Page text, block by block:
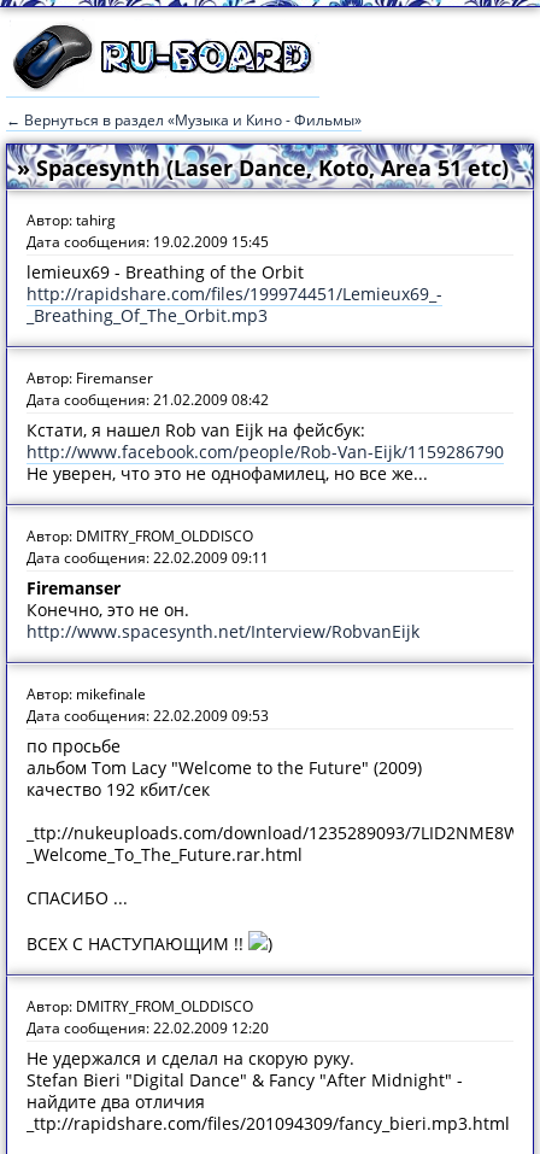
← Вернуться в раздел «Музыка и Кино - Фильмы»
» Spacesynth (Laser Dance, Koto, Area 51 etc)
Автор: tahirg
Дата сообщения: 19.02.2009 15:45
lemieux69 - Breathing of the Orbit
http://rapidshare.com/files/199974451/Lemieux69_-
_Breathing_Of_The_Orbit.mp3
Автор: Firemanser
Дата сообщения: 21.02.2009 08:42
Кстати, я нашел Rob van Eijk на фейсбук:
http://www.facebook.com/people/Rob-Van-Eijk/1159286790
Не уверен, что это не однофамилец, но все же...
Автор: DMITRY_FROM_OLDDISCO
Дата сообщения: 22.02.2009 09:11
Firemanser
Конечно, это не он.
http://www.spacesynth.net/Interview/RobvanEijk
Автор: mikefinale
Дата сообщения: 22.02.2009 09:53
по просьбе
альбом Tom Lacy "Welcome to the Future" (2009)
качество 192 кбит/сек
_ttp://nukeuploads.com/download/1235289093/
_Welcome_To_The_Future.rar.html
СПАСИБО ...
ВСЕХ С НАСТУПАЮЩИМ !!
)
Автор: DMITRY_FROM_OLDDISCO
Дата сообщения: 22.02.2009 12:20
Не удержался и сделал на скорую руку.
Stefan Bieri "Digital Dance" & Fancy "After Midnight" -
найдите два отличия
_ttp://rapidshare.com/files/201094309/fancy_bieri.mp3.html